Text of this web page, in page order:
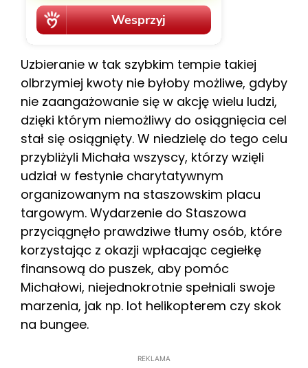
Uzbieranie w tak szybkim tempie takiej
olbrzymiej kwoty nie byłoby możliwe, gdyby
nie zaangażowanie się w akcję wielu ludzi,
dzięki którym niemożliwy do osiągnięcia cel
stał się osiągnięty. W niedzielę do tego celu
przybliżyli Michała wszyscy, którzy wzięli
udział w festynie charytatywnym
organizowanym na staszowskim placu
targowym. Wydarzenie do Staszowa
przyciągnęło prawdziwe tłumy osób, które
korzystając z okazji wpłacając cegiełkę
finansową do puszek, aby pomóc
Michałowi, niejednokrotnie spełniali swoje
marzenia, jak np. lot helikopterem czy skok
na bungee.
REKLAMA